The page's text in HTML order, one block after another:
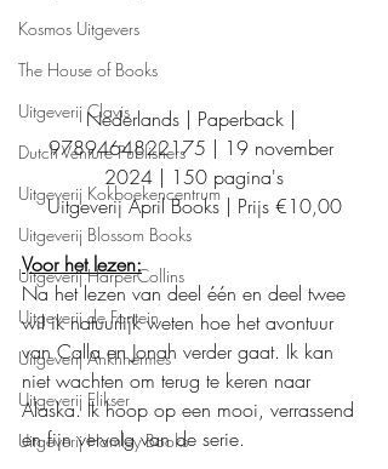
Kosmos Uitgevers
The House of Books
Uitgeverij Clavis
Dutch Venture Publishers
Uitgeverij Kokboekencentrum
Uitgeverij Blossom Books
Uitgeverij HarperCollins
Uitgeverij de Fontein
Uitgeverij Ankhhermes
Uitgeverij Elikser
Uitgeverij Hamley Books
Nederlands | Paperback |
9789464822175 | 19 november
2024 | 150 pagina's
Uitgeverij April Books | Prijs €10,00
Voor het lezen:
Na het lezen van deel één en deel twee
wil ik natuurlijk weten hoe het avontuur
van Calla en Jonah verder gaat. Ik kan
niet wachten om terug te keren naar
Alaska. Ik hoop op een mooi, verrassend
en fijn vervolg van de serie.